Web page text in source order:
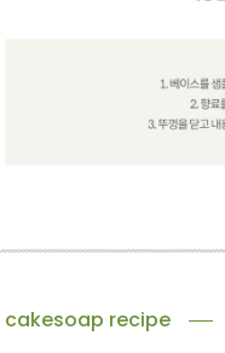
cakesoap recipe